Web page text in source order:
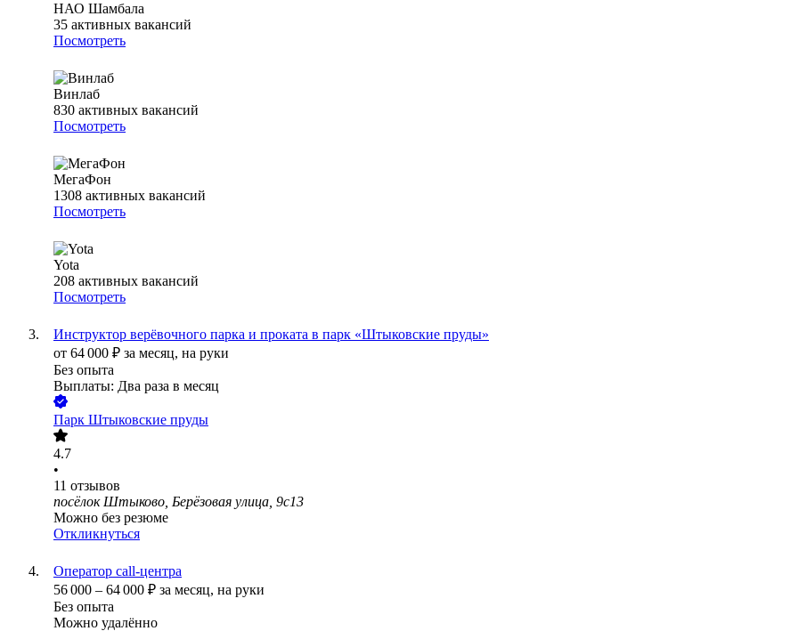
НАО Шамбала
35 активных вакансий
Посмотреть
Винлаб
830 активных вакансий
Посмотреть
МегаФон
1308 активных вакансий
Посмотреть
Yota
208 активных вакансий
Посмотреть
Инструктор верёвочного парка и проката в парк «Штыковские пруды»
от 64 000 ₽ за месяц, на руки
Без опыта
Выплаты: Два раза в месяц
Парк Штыковские пруды
4.7
•
11 отзывов
посёлок Штыково, Берёзовая улица, 9с13
Можно без резюме
Откликнуться
Оператор call-центра
56 000 – 64 000 ₽ за месяц, на руки
Без опыта
Можно удалённо